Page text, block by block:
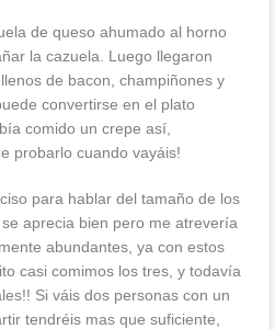
de queso ahumado al horno
la cazuela. Luego llegaron
de bacon, champiñones y
convertirse en el plato
comido un crepe así,
probarlo cuando vayáis!
para hablar del tamaño de los
aprecia bien pero me atrevería
abundantes, ya con estos
casi comimos los tres, y todavía
Si váis dos personas con un
tendréis mas que suficiente,